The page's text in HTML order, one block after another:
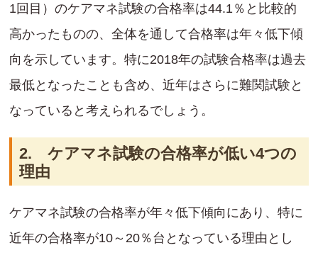
1回目）のケアマネ試験の合格率は44.1％と比較的
高かったものの、全体を通して合格率は年々低下傾
向を示しています。特に2018年の試験合格率は過去
最低となったことも含め、近年はさらに難関試験と
なっていると考えられるでしょう。
2. ケアマネ試験の合格率が低い4つの
理由
ケアマネ試験の合格率が年々低下傾向にあり、特に
近年の合格率が10～20％台となっている理由とし